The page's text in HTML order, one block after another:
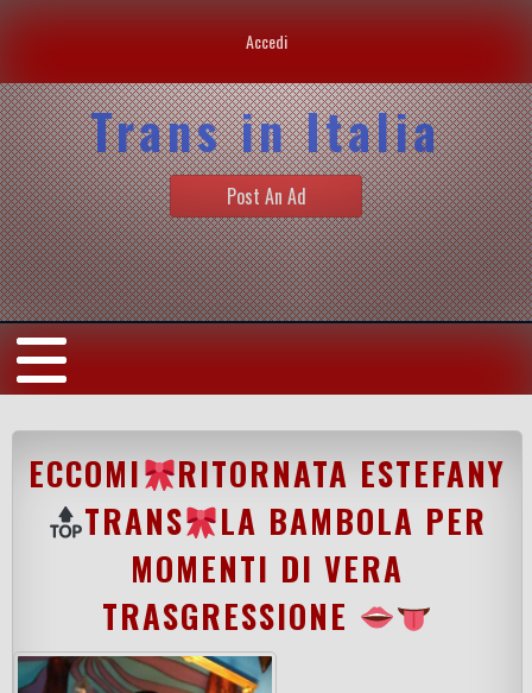
Accedi
Trans in Italia
Post An Ad
ECCOMI
RITORNATA ESTEFANY
TRANS
LA BAMBOLA PER
MOMENTI DI VERA
TRASGRESSIONE